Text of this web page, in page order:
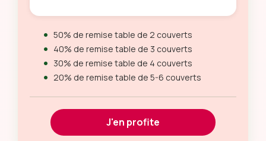
50% de remise table de 2 couverts
40% de remise table de 3 couverts
30% de remise table de 4 couverts
20% de remise table de 5-6 couverts
J'en profite